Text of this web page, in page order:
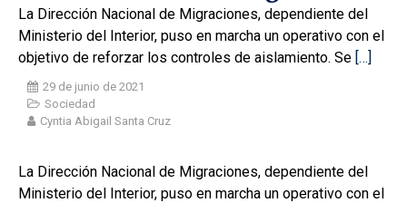
La Dirección Nacional de Migraciones, dependiente del
Ministerio del Interior, puso en marcha un operativo con el
objetivo de reforzar los controles de aislamiento. Se […]
29 de junio de 2021
Sociedad
Cyntia Abigail Santa Cruz
La Dirección Nacional de Migraciones, dependiente del
Ministerio del Interior, puso en marcha un operativo con el